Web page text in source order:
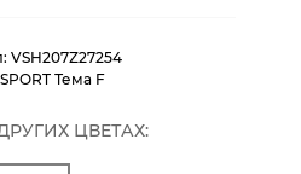
VSH207Z27254
SPORT Тема F
ЦВЕТАХ: